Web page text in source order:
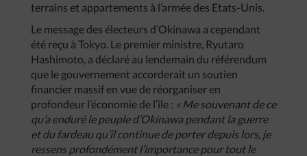
terrains et appartements à l’armée des Etats-Unis.
Le message des électeurs d’Okinawa a cependant
été reçu à Tokyo. Le premier ministre, Ryutaro
Hashimoto, a déclaré au lendemain du référendum
que le gouvernement accorderait un soutien
financier massif en vue de réorganiser en
profondeur l’économie de l’île : « Me souvenant de ce
qu’a enduré le peuple d’Okinawa pendant la guerre
et du fardeau qu’il continue de porter depuis lors, je
ressens profondément l’importance pour tout le